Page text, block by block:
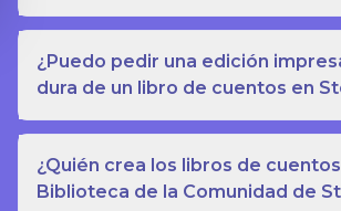
¿Puedo pedir una edición
dura de un libro de cuentos en
¿Quién crea los libros de
Biblioteca de la Comunidad de